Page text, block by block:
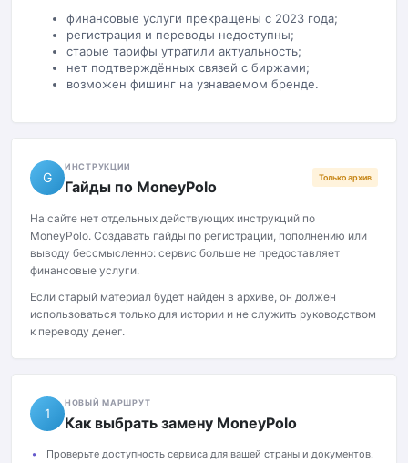
финансовые услуги прекращены с 2023 года;
регистрация и переводы недоступны;
старые тарифы утратили актуальность;
нет подтверждённых связей с биржами;
возможен фишинг на узнаваемом бренде.
G
ИНСТРУКЦИИ
Гайды по MoneyPolo
Только архив
На сайте нет отдельных действующих инструкций по
MoneyPolo. Создавать гайды по регистрации, пополнению или
выводу бессмысленно: сервис больше не предоставляет
финансовые услуги.
Если старый материал будет найден в архиве, он должен
использоваться только для истории и не служить руководством
к переводу денег.
1
НОВЫЙ МАРШРУТ
Как выбрать замену MoneyPolo
Проверьте доступность сервиса для вашей страны и документов.